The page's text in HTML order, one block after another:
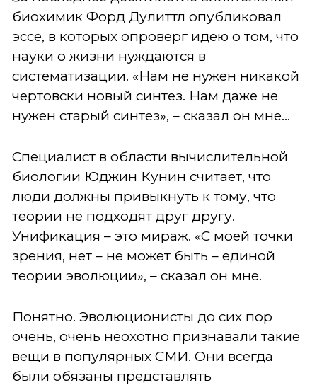
биохимик Форд Дулиттл опубликовал
эссе, в которых опроверг идею о том, что
науки о жизни нуждаются в
систематизации. «Нам не нужен никакой
чертовски новый синтез. Нам даже не
нужен старый синтез», – сказал он мне…
Специалист в области вычислительной
биологии Юджин Кунин считает, что
люди должны привыкнуть к тому, что
теории не подходят друг другу.
Унификация – это мираж. «С моей точки
зрения, нет – не может быть – единой
теории эволюции», – сказал он мне.
Понятно. Эволюционисты до сих пор
очень, очень неохотно признавали такие
вещи в популярных СМИ. Они всегда
были обязаны представлять